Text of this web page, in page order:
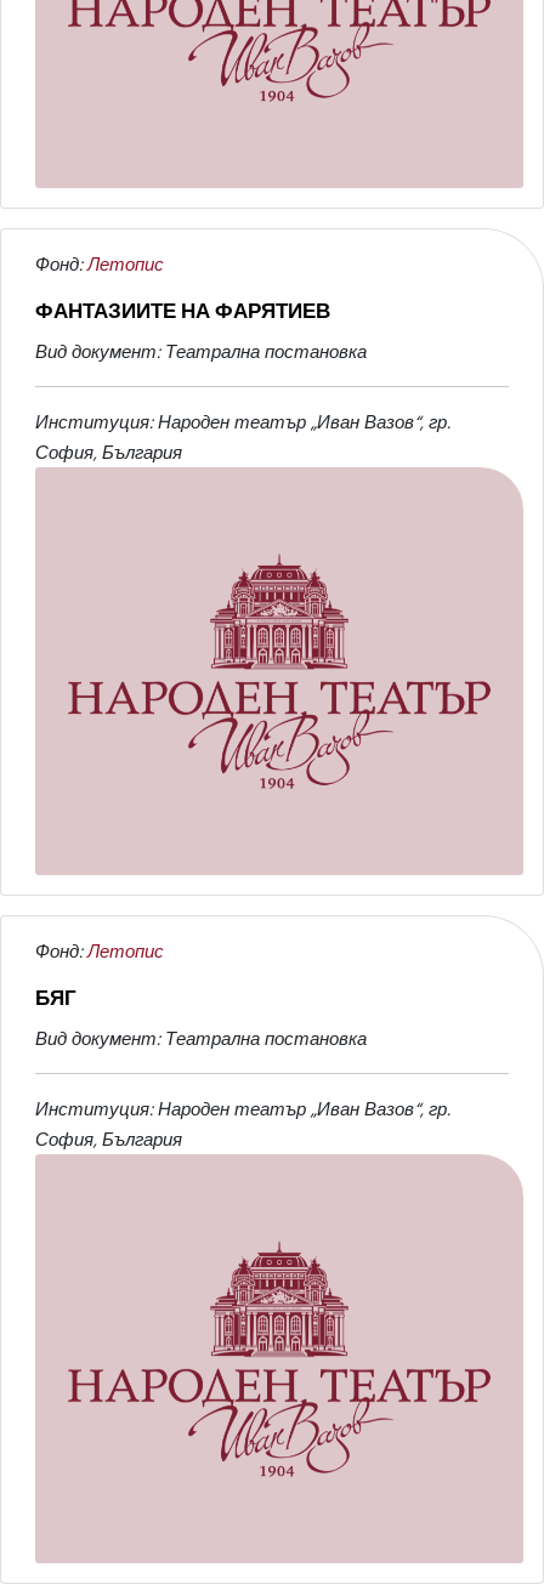
Фонд:Летопис
ФАНТАЗИИТЕ НА ФАРЯТИЕВ
Вид документ: Театрална постановка
Институция: Народен театър „Иван Вазов“, гр.
София, България
Фонд:Летопис
БЯГ
Вид документ: Театрална постановка
Институция: Народен театър „Иван Вазов“, гр.
София, България